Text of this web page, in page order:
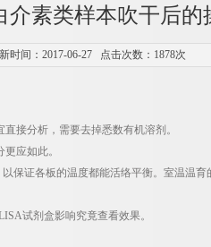
介素类样本吹干后的
时间：2017-06-27 点击次数：1878次
接分析，需要去掉悉数有机溶剂。
应如此。
保证各板的温度都能活络平衡。室温温
试剂盒影响究竟查看效果。